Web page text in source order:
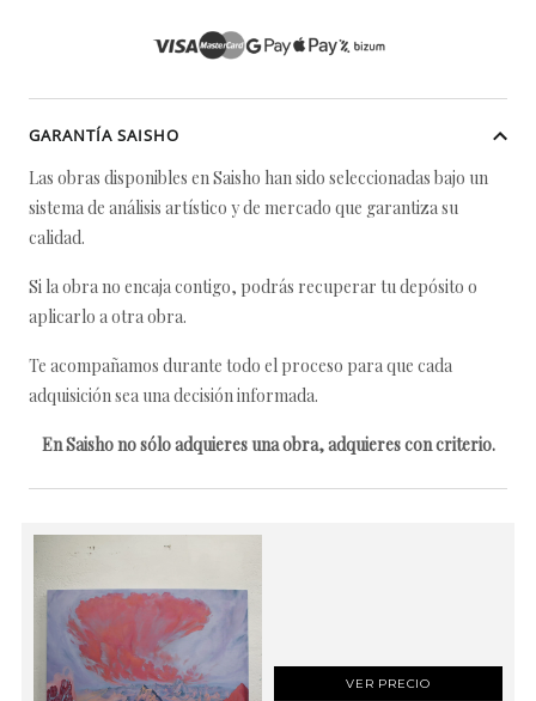
GARANTÍA SAISHO
Las obras disponibles en Saisho han sido seleccionadas bajo un
sistema de análisis artístico y de mercado que garantiza su
calidad.
Si la obra no encaja contigo, podrás recuperar tu depósito o
aplicarlo a otra obra.
Te acompañamos durante todo el proceso para que cada
adquisición sea una decisión informada.
En Saisho no sólo adquieres una obra, adquieres con criterio.
VER PRECIO